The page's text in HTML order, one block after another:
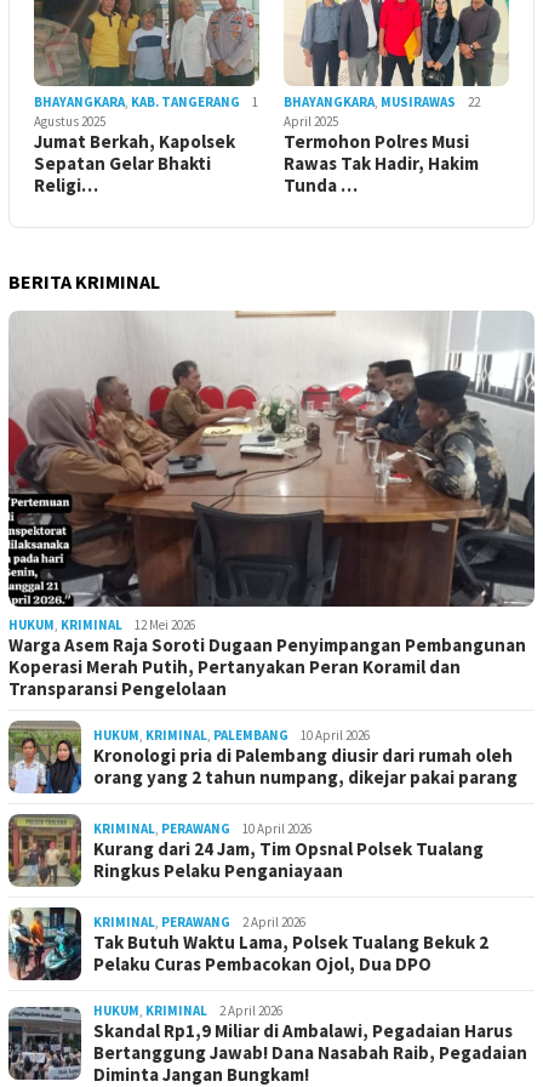
BHAYANGKARA, KAB. TANGERANG
1
Agustus 2025
Jumat Berkah, Kapolsek
Sepatan Gelar Bhakti
Religi…
BHAYANGKARA, MUSIRAWAS
22
April 2025
Termohon Polres Musi
Rawas Tak Hadir, Hakim
Tunda …
BERITA KRIMINAL
HUKUM, KRIMINAL 12 Mei 2026
Warga Asem Raja Soroti Dugaan Penyimpangan Pembangunan
Koperasi Merah Putih, Pertanyakan Peran Koramil dan
Transparansi Pengelolaan
HUKUM, KRIMINAL, PALEMBANG 10 April 2026
Kronologi pria di Palembang diusir dari rumah oleh
orang yang 2 tahun numpang, dikejar pakai parang
KRIMINAL, PERAWANG 10 April 2026
Kurang dari 24 Jam, Tim Opsnal Polsek Tualang
Ringkus Pelaku Penganiayaan
KRIMINAL, PERAWANG 2 April 2026
Tak Butuh Waktu Lama, Polsek Tualang Bekuk 2
Pelaku Curas Pembacokan Ojol, Dua DPO
HUKUM, KRIMINAL 2 April 2026
Skandal Rp1,9 Miliar di Ambalawi, Pegadaian Harus
Bertanggung Jawab! Dana Nasabah Raib, Pegadaian
Diminta Jangan Bungkam!